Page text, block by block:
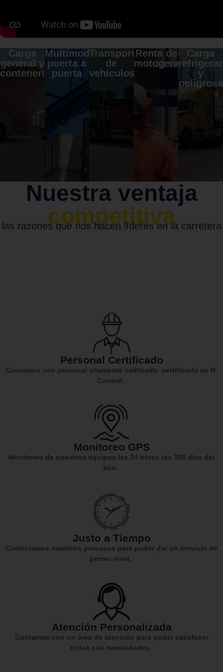
Carga
general y
contenerizada
Multimodal
puerta a
puerta
Transporte
de
vehículos
Renta de
motogeneradores
Carga
y
peligrosa
Nuestra ventaja
competitiva
las razones que nos hacen líderes en la carretera
Personal Certificado
Contamos con personal altamente calificado
certificado en R.
Control.
Monitoreo GPS
Monitoreo de nuestros equipos las 24 horas los 365 días del
año.
Justo a Tiempo
Controlamos nuestros procesos para poder dar un servicio de
primer nivel.
Atención Personalizada
Contamos con un área de atención para poder satisfacer
todas sus necesidades.